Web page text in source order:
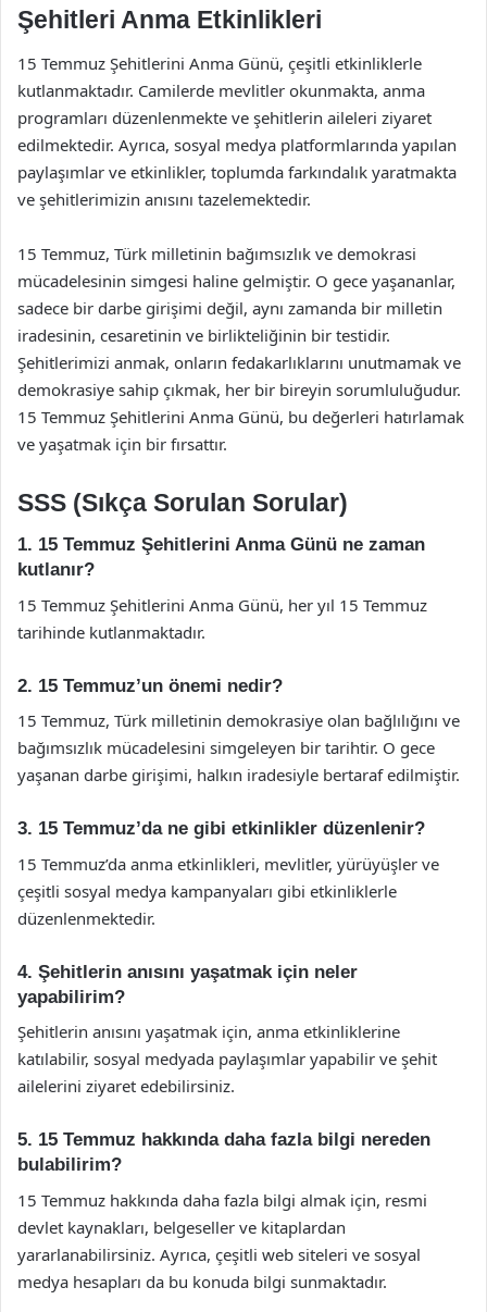
Şehitleri Anma Etkinlikleri
15 Temmuz Şehitlerini Anma Günü, çeşitli etkinliklerle
kutlanmaktadır. Camilerde mevlitler okunmakta, anma
programları düzenlenmekte ve şehitlerin aileleri ziyaret
edilmektedir. Ayrıca, sosyal medya platformlarında yapılan
paylaşımlar ve etkinlikler, toplumda farkındalık yaratmakta
ve şehitlerimizin anısını tazelemektedir.
15 Temmuz, Türk milletinin bağımsızlık ve demokrasi
mücadelesinin simgesi haline gelmiştir. O gece yaşananlar,
sadece bir darbe girişimi değil, aynı zamanda bir milletin
iradesinin, cesaretinin ve birlikteliğinin bir testidir.
Şehitlerimizi anmak, onların fedakarlıklarını unutmamak ve
demokrasiye sahip çıkmak, her bir bireyin sorumluluğudur.
15 Temmuz Şehitlerini Anma Günü, bu değerleri hatırlamak
ve yaşatmak için bir fırsattır.
SSS (Sıkça Sorulan Sorular)
1. 15 Temmuz Şehitlerini Anma Günü ne zaman
kutlanır?
15 Temmuz Şehitlerini Anma Günü, her yıl 15 Temmuz
tarihinde kutlanmaktadır.
2. 15 Temmuz’un önemi nedir?
15 Temmuz, Türk milletinin demokrasiye olan bağlılığını ve
bağımsızlık mücadelesini simgeleyen bir tarihtir. O gece
yaşanan darbe girişimi, halkın iradesiyle bertaraf edilmiştir.
3. 15 Temmuz’da ne gibi etkinlikler düzenlenir?
15 Temmuz’da anma etkinlikleri, mevlitler, yürüyüşler ve
çeşitli sosyal medya kampanyaları gibi etkinliklerle
düzenlenmektedir.
4. Şehitlerin anısını yaşatmak için neler
yapabilirim?
Şehitlerin anısını yaşatmak için, anma etkinliklerine
katılabilir, sosyal medyada paylaşımlar yapabilir ve şehit
ailelerini ziyaret edebilirsiniz.
5. 15 Temmuz hakkında daha fazla bilgi nereden
bulabilirim?
15 Temmuz hakkında daha fazla bilgi almak için, resmi
devlet kaynakları, belgeseller ve kitaplardan
yararlanabilirsiniz. Ayrıca, çeşitli web siteleri ve sosyal
medya hesapları da bu konuda bilgi sunmaktadır.